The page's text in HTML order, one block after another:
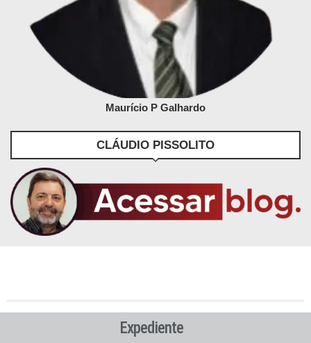
Maurício P Galhardo
CLÁUDIO PISSOLITO
Expediente